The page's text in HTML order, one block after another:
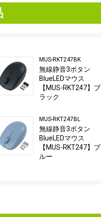
MUS-RKT247BK
無線静音3ボタン
BlueLEDマウス
【MUS-RKT247】ブ
ラック
MUS-RKT247BL
無線静音3ボタン
BlueLEDマウス
【MUS-RKT247】ブ
ルー